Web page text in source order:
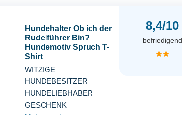
Hundehalter Ob ich der
Rudelführer Bin?
Hundemotiv Spruch T-
Shirt
WITZIGE
HUNDEBESITZER
HUNDELIEBHABER
GESCHENK
8,4/10
befriedigend
★★